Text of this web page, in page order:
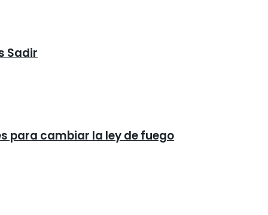
Sadir
para cambiar la ley de fuego